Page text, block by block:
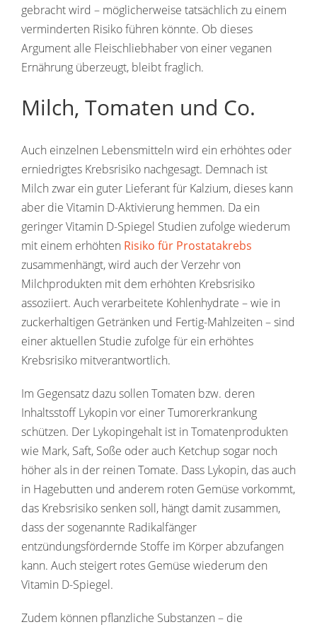
gebracht wird – möglicherweise tatsächlich zu einem
verminderten Risiko führen könnte. Ob dieses
Argument alle Fleischliebhaber von einer veganen
Ernährung überzeugt, bleibt fraglich.
Milch, Tomaten und Co.
Auch einzelnen Lebensmitteln wird ein erhöhtes oder
erniedrigtes Krebsrisiko nachgesagt. Demnach ist
Milch zwar ein guter Lieferant für Kalzium, dieses kann
aber die Vitamin D-Aktivierung hemmen. Da ein
geringer Vitamin D-Spiegel Studien zufolge wiederum
mit einem erhöhten Risiko für Prostatakrebs
zusammenhängt, wird auch der Verzehr von
Milchprodukten mit dem erhöhten Krebsrisiko
assoziiert. Auch verarbeitete Kohlenhydrate – wie in
zuckerhaltigen Getränken und Fertig-Mahlzeiten – sind
einer aktuellen Studie zufolge für ein erhöhtes
Krebsrisiko mitverantwortlich.
Im Gegensatz dazu sollen Tomaten bzw. deren
Inhaltsstoff Lykopin vor einer Tumorerkrankung
schützen. Der Lykopingehalt ist in Tomatenprodukten
wie Mark, Saft, Soße oder auch Ketchup sogar noch
höher als in der reinen Tomate. Dass Lykopin, das auch
in Hagebutten und anderem roten Gemüse vorkommt,
das Krebsrisiko senken soll, hängt damit zusammen,
dass der sogenannte Radikalfänger
entzündungsfördernde Stoffe im Körper abzufangen
kann. Auch steigert rotes Gemüse wiederum den
Vitamin D-Spiegel.
Zudem können pflanzliche Substanzen – die